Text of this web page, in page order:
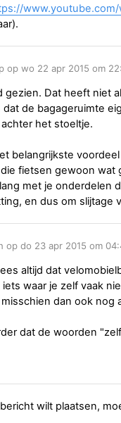
www.youtube.com/
op wo 22 apr 2015 om
gezien. Dat heeft niet
dat de bagageruimte
het stoeltje.
belangrijkste
die fietsen gewoon
met je onderdelen
en dus om slijtage
op do 23 apr 2015 om
altijd dat
iets waar je zelf vaak
dan ook nog
dat de woorden
wilt plaatsen,